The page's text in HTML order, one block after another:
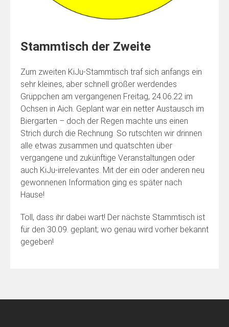
Stammtisch der Zweite
Zum zweiten KiJu-Stammtisch traf sich anfangs ein
sehr kleines, aber schnell größer werdendes
Grüppchen am vergangenen Freitag, 24.06.22 im
Ochsen in Aich. Geplant war ein netter Austausch im
Biergarten – doch der Regen machte uns einen
Strich durch die Rechnung. So rutschten wir drinnen
alle etwas zusammen und quatschten über
vergangene und zukünftige Veranstaltungen oder
auch KiJu-irrelevantes. Mit der ein oder anderen neu
gewonnenen Information ging es später nach
Hause!
Toll, dass ihr dabei wart! Der nächste Stammtisch ist
für den 30.09. geplant; wo genau wird vorher bekannt
gegeben!